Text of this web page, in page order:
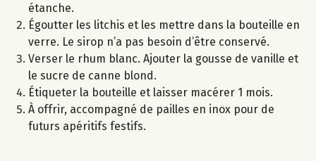
étanche.
Égoutter les litchis et les mettre dans la bouteille en
verre. Le sirop n’a pas besoin d’être conservé.
Verser le rhum blanc. Ajouter la gousse de vanille et
le sucre de canne blond.
Étiqueter la bouteille et laisser macérer 1 mois.
À offrir, accompagné de pailles en inox pour de
futurs apéritifs festifs.